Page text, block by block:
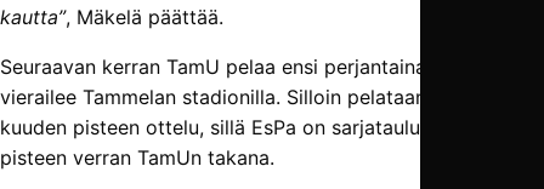
kautta”, Mäkelä päättää.
Seuraavan kerran TamU pelaa ensi perjantaina, kun EsPa
vierailee Tammelan stadionilla. Silloin pelataan elintärkeä
kuuden pisteen ottelu, sillä EsPa on sarjataulukossa
pisteen verran TamUn takana.